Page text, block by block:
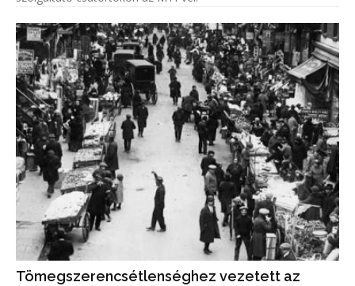
Tömegszerencsétlenséghez vezetett az